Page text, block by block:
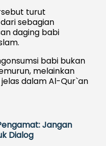
turut
sebagian
daging babi
babi bukan
melainkan
dalam Al-Qur`an
Jangan
Dialog